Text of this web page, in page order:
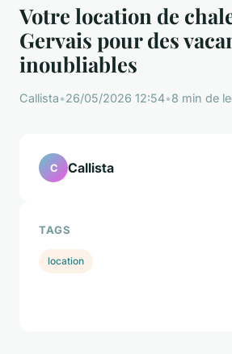
Votre location de
Gervais pour des
inoubliables
Callista•26/05/2026 12:54•8 min de
C Callista
TAGS
location